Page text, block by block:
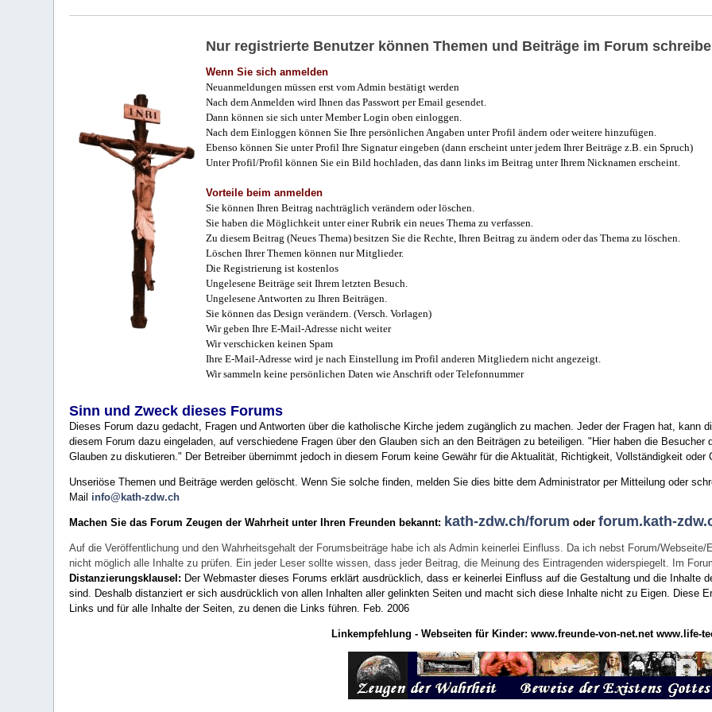
Nur registrierte Benutzer können Themen und Beiträge im Forum
Wenn Sie sich anmelden
Neuanmeldungen müssen erst vom Admin bestätigt werden
Nach dem Anmelden wird Ihnen das Passwort per Email gesendet.
Dann können sie sich unter Member Login oben einloggen.
Nach dem Einloggen können Sie Ihre persönlichen Angaben unter Profil ändern oder weitere hinzufügen.
Ebenso können Sie unter Profil Ihre Signatur eingeben (dann erscheint unter jedem Ihrer Beiträge z.B. ein Spruch)
Unter Profil/Profil können Sie ein Bild hochladen, das dann links im Beitrag unter Ihrem Nicknamen erscheint.
Vorteile beim anmelden
Sie können Ihren Beitrag nachträglich verändern oder löschen.
Sie haben die Möglichkeit unter einer Rubrik ein neues Thema zu verfassen.
Zu diesem Beitrag (Neues Thema) besitzen Sie die Rechte, Ihren Beitrag zu ändern oder das Thema zu löschen.
Löschen Ihrer Themen können nur Mitglieder.
Die Registrierung ist kostenlos
Ungelesene Beiträge seit Ihrem letzten Besuch.
Ungelesene Antworten zu Ihren Beiträgen.
Sie können das Design verändern. (Versch. Vorlagen)
Wir geben Ihre E-Mail-Adresse nicht weiter
Wir verschicken keinen Spam
Ihre E-Mail-Adresse wird je nach Einstellung im Profil anderen Mitgliedern nicht angezeigt.
Wir sammeln keine persönlichen Daten wie Anschrift oder Telefonnummer
Sinn und Zweck dieses Forums
Dieses Forum dazu gedacht, Fragen und Antworten über die katholische Kirche jedem zugänglich zu machen. Jeder der Fragen hat, kann
diesem Forum dazu eingeladen, auf verschiedene Fragen über den Glauben sich an den Beiträgen zu beteiligen. "Hier haben die
Glauben zu diskutieren." Der Betreiber übernimmt jedoch in diesem Forum keine Gewähr für die Aktualität, Richtigkeit, Vollständigkeit
Unseriöse Themen und Beiträge werden gelöscht. Wenn Sie solche finden, melden Sie dies bitte dem Administrator per Mitteilung oder
Mail info@kath-zdw.ch
Machen Sie das Forum Zeugen der Wahrheit unter Ihren Freunden bekannt: kath-zdw.ch/forum oderforum.kath-
Auf die Veröffentlichung und den Wahrheitsgehalt der Forumsbeiträge habe ich als Admin keinerlei Einfluss. Da ich nebst Forum/
nicht möglich alle Inhalte zu prüfen. Ein jeder Leser sollte wissen, dass jeder Beitrag, die Meinung des Eintragenden widerspiegelt. Im
Distanzierungsklausel: Der Webmaster dieses Forums erklärt ausdrücklich, dass er keinerlei Einfluss auf die Gestaltung und die Inhalte
sind. Deshalb distanziert er sich ausdrücklich von allen Inhalten aller gelinkten Seiten und macht sich diese Inhalte nicht zu Eigen. Diese
Links und für alle Inhalte der Seiten, zu denen die Links führen. Feb. 2006
Linkempfehlung - Webseiten für Kinder: www.freunde-von-net.net www.life-